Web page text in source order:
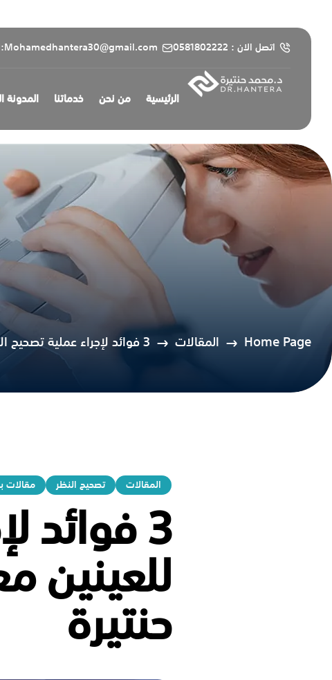
اتصل الان : 0581802222
الرئيسية من نحن خدماتنا المدونة
Home Page المقالات 3 فوائد لإجراء عملية تصحيح الإبصار للعينين معاً في جدة مع الدكتور حنتيرة
المقالات تصحيح النظر مقالات
3 فوائد
للعينين
حنتيرة